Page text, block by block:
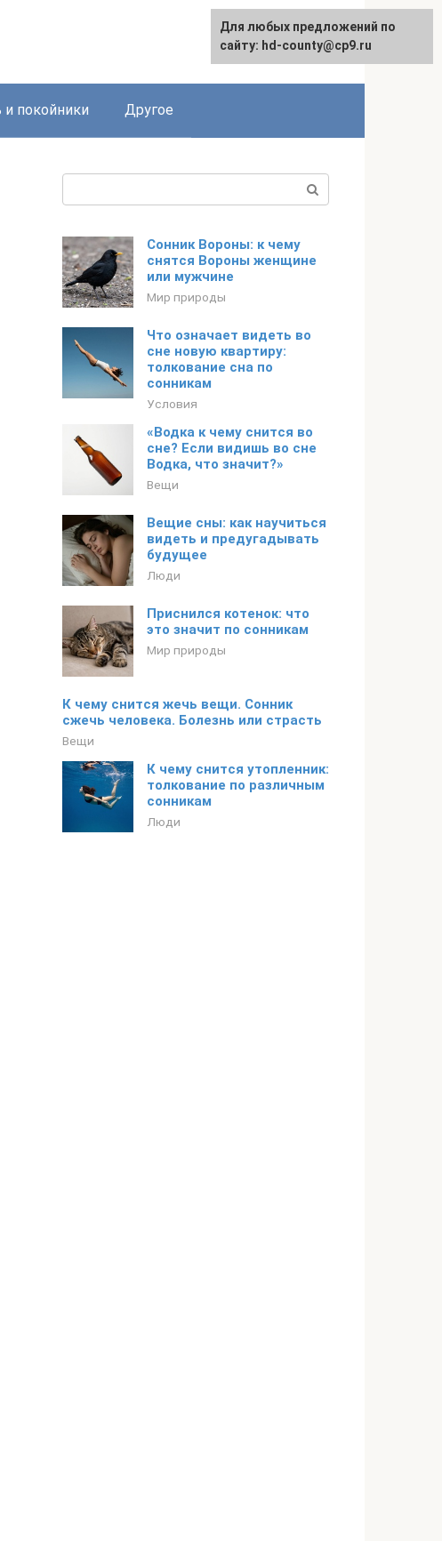
покойники Другое
Сонник Вороны: к чему
снятся Вороны женщине
или мужчине
Мир природы
Что означает видеть во
сне новую квартиру:
толкование сна по
сонникам
Условия
«Водка к чему снится во
сне? Если видишь во сне
Водка, что значит?»
Вещи
Вещие сны: как научиться
видеть и предугадывать
будущее
Люди
Приснился котенок: что
это значит по сонникам
Мир природы
К чему снится жечь вещи. Сонник
сжечь человека. Болезнь или страсть
Вещи
К чему снится утопленник:
толкование по различным
сонникам
Люди
Для любых предложений по
сайту: hd-county@cp9.ru